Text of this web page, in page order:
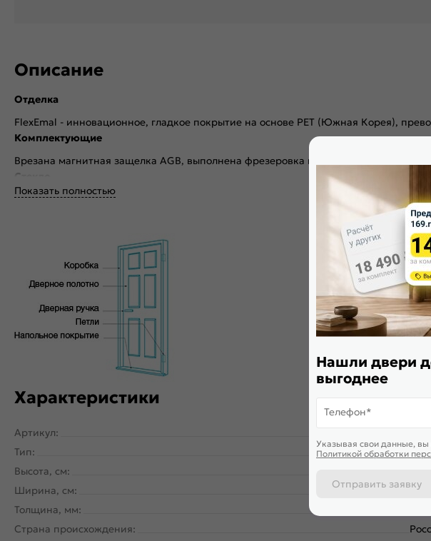
Описание
Отделка
FlexEmal - инновационное, гладкое покрытие на основе PET (Южная Корея),
Комплектующие
Врезана магнитная защелка AGB, выполнена фрезеровка под 3 скрытые петли.
Стекло
Без стекла
Дверь скрытого монтажа с внутреннем открыванием. Щитовая дверь высокой
PUR-клея необратимой полимеризации. По периметру двери установлена
Показать полностью
Характеристики
Артикул:
Тип:
Межкомнатные
Высота, см:
Ширина, см:
Толщина, мм:
Страна происхождения:
Нашли двери
выгоднее
Телефон*
Указывая свои данные,
Политикой обработки
Отправить заявку